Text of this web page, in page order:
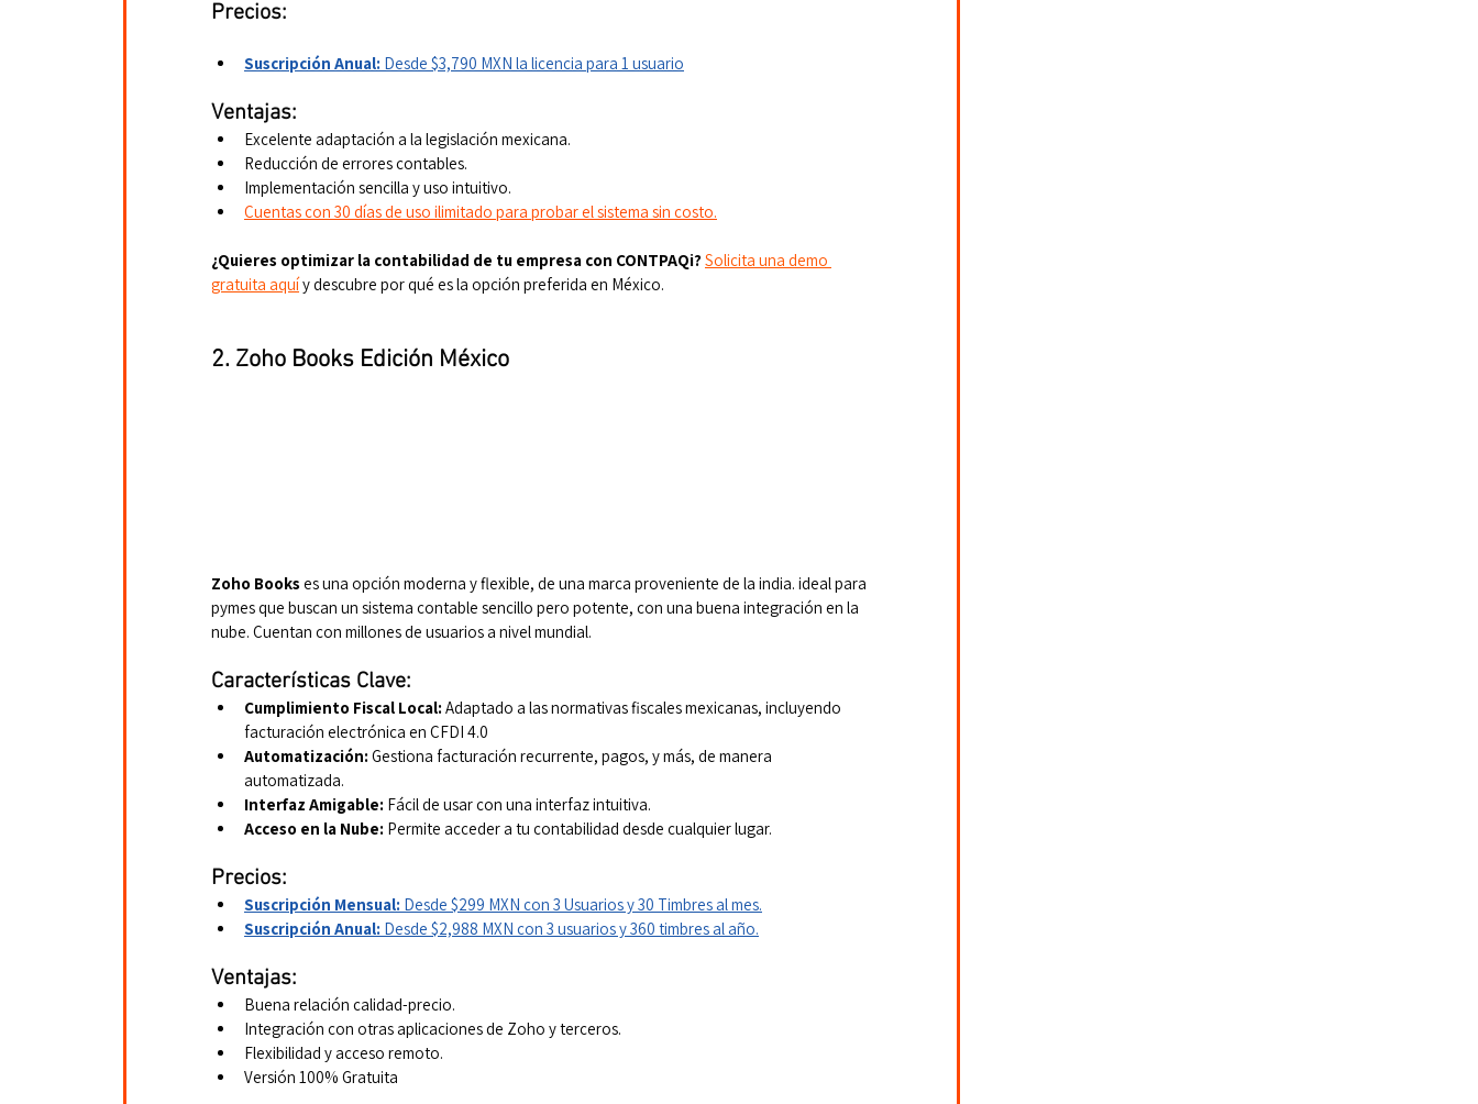
Precios:
Suscripción Anual: Desde $3,790 MXN la licencia para 1 usuario
Ventajas:
Excelente adaptación a la legislación mexicana.
Reducción de errores contables.
Implementación sencilla y uso intuitivo.
Cuentas con 30 días de uso ilimitado para probar el sistema sin costo.
¿Quieres optimizar la contabilidad de tu empresa con CONTPAQi? Solicita una demo
gratuita aquíy descubre por qué es la opción preferida en México.
2. Zoho Books Edición México
Zoho Books es una opción moderna y flexible, de una marca proveniente de la india. ideal para
pymes que buscan un sistema contable sencillo pero potente, con una buena integración en la
nube. Cuentan con millones de usuarios a nivel mundial.
Características Clave:
Cumplimiento Fiscal Local: Adaptado a las normativas fiscales mexicanas, incluyendo
facturación electrónica en CFDI 4.0
Automatización: Gestiona facturación recurrente, pagos, y más, de manera
automatizada.
Interfaz Amigable: Fácil de usar con una interfaz intuitiva.
Acceso en la Nube: Permite acceder a tu contabilidad desde cualquier lugar.
Precios:
Suscripción Mensual: Desde $299 MXN con 3 Usuarios y 30 Timbres al mes.
Suscripción Anual: Desde $2,988 MXN con 3 usuarios y 360 timbres al año.
Ventajas:
Buena relación calidad-precio.
Integración con otras aplicaciones de Zoho y terceros.
Flexibilidad y acceso remoto.
Versión 100% Gratuita